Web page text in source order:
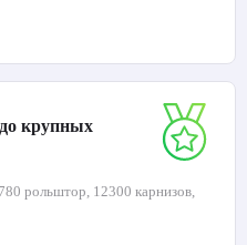
крупных
рольштор, 12300 карнизов,